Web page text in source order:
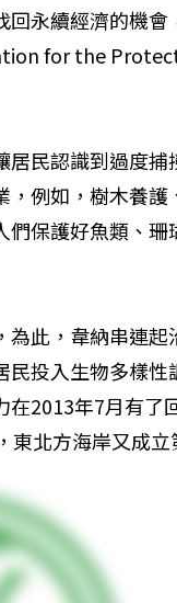
永續經濟的機
for the
民認識到過度捕
例如，樹木養
保護好魚類、
此，韋納串連起
投入生物多樣性
2013年7月有了
北方海岸又成立